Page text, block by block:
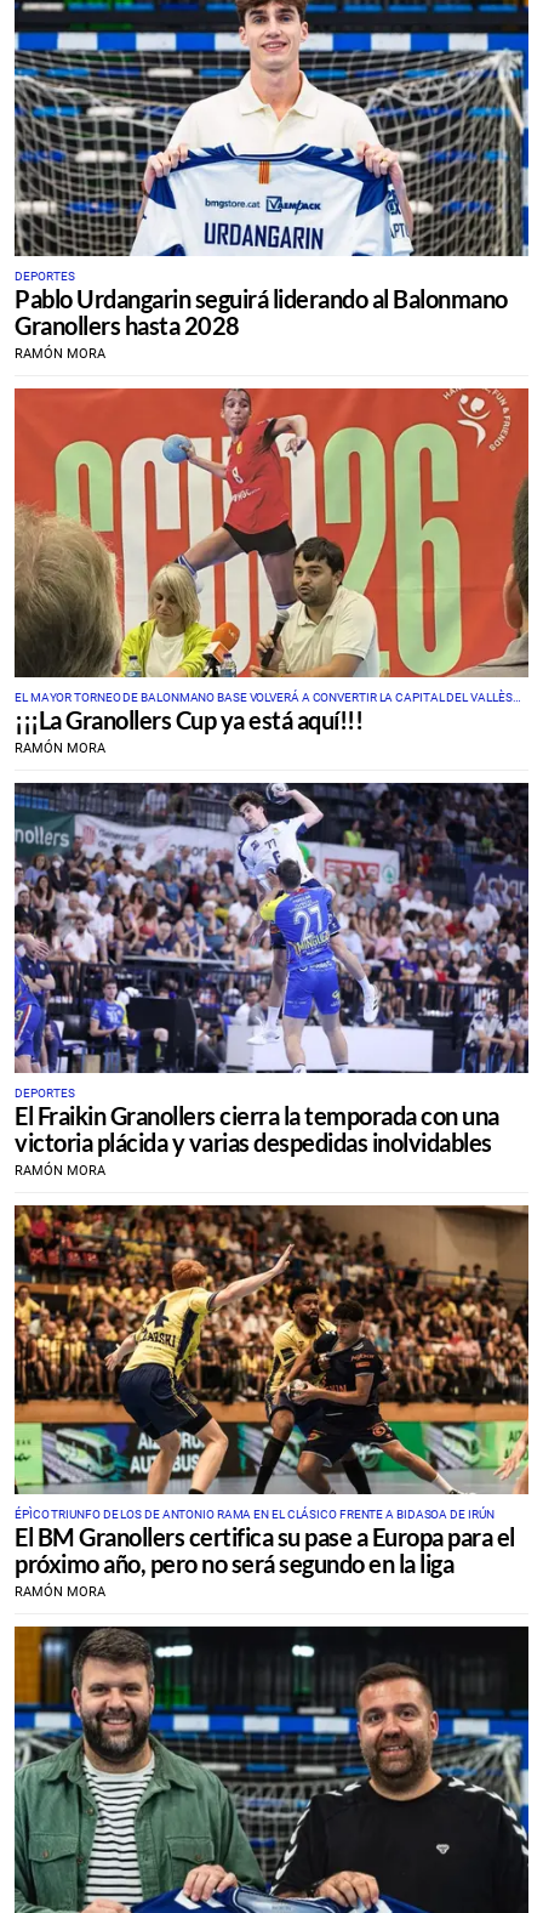
DEPORTES
Pablo Urdangarin seguirá liderando al Balonmano
Granollers hasta 2028
RAMÓN MORA
EL MAYOR TORNEO DE BALONMANO BASE VOLVERÁ A CONVERTIR LA CAPITAL DEL VALLÈS
ORIENTAL EN EL EPICENTRO MUNDIAL DEL DEPORTE JUVENIL
¡¡¡La Granollers Cup ya está aquí!!!
RAMÓN MORA
DEPORTES
El Fraikin Granollers cierra la temporada con una
victoria plácida y varias despedidas inolvidables
RAMÓN MORA
ÉPÌCO TRIUNFO DE LOS DE ANTONIO RAMA EN EL CLÁSICO FRENTE A BIDASOA DE IRÚN
El BM Granollers certifica su pase a Europa para el
próximo año, pero no será segundo en la liga
RAMÓN MORA